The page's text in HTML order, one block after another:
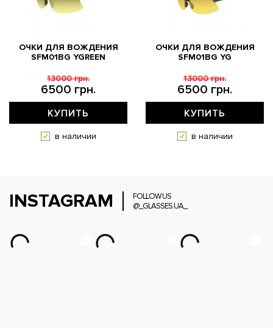
ОЧКИ ДЛЯ ВОЖДЕНИЯ
SFM01BG YGREEN
6500 грн.
13000 грн.
КУПИТЬ
в наличии
ОЧКИ ДЛЯ ВОЖДЕНИЯ
SFM01BG YG
6500 грн.
13000 грн.
КУПИТЬ
в наличии
INSTAGRAM
FOLLOW US
@_GLASSES.UA_